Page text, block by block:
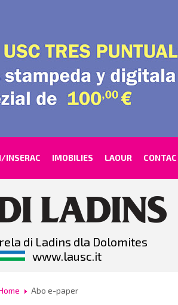
INSERAC IMOBILIES LAOUR CONTAC
di Ladins dla Dolomites
www.lausc.it
Abo e-paper